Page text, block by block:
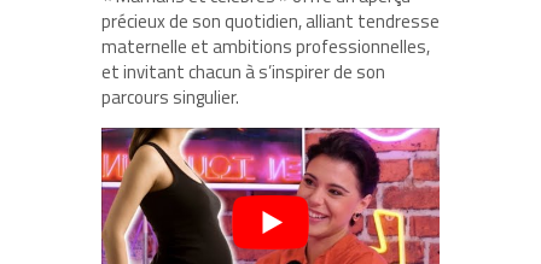
précieux de son quotidien, alliant tendresse
maternelle et ambitions professionnelles,
et invitant chacun à s’inspirer de son
parcours singulier.